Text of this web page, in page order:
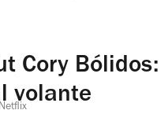
Cory Bólidos:
volante